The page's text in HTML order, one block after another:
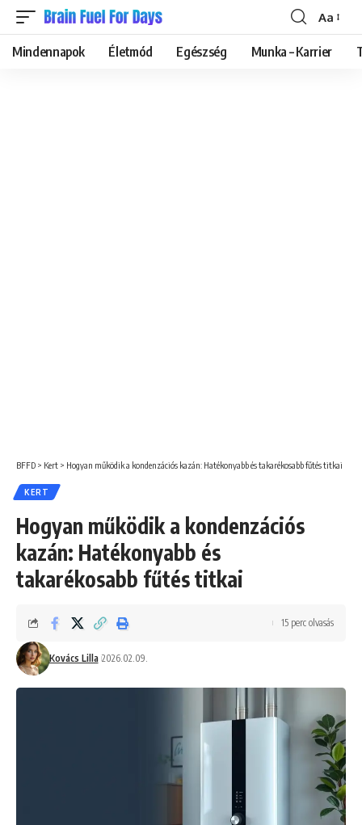
Font
Resizer
Aa
Mindennapok Életmód Egészség Munka – Karrier
BFFD > Kert > Hogyan működik a kondenzációs kazán: Hatékonyabb és takarékosabb fűtés titkai
KERT
Hogyan működik a kondenzációs
kazán: Hatékonyabb és
takarékosabb fűtés titkai
Kovács Lilla 2026.02.09.
15 perc olvasás